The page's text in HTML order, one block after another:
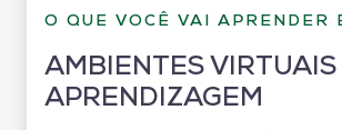
O QUE VOCÊ VAI APRENDER
AMBIENTES VIRTUAIS
APRENDIZAGEM